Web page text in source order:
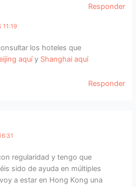
Responder
11:19
los hoteles que
aquíy Shanghai aquí
Responder
regularidad y tengo que
sido de ayuda en múltiples
a estar en Hong Kong una